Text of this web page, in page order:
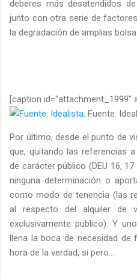
deberes más desatendidos
junto con otra serie de
la degradación de amplias
[caption id="attachment_1999"
Fuente:
Por último, desde el punto de
que, quitando las referencias
de carácter público (DEU 16,
ninguna determinación o
como modo de tenencia (las
al respecto del alquiler de
exclusivamente publico). Y
llena la boca de necesidad de
hora de la verdad, si pero…